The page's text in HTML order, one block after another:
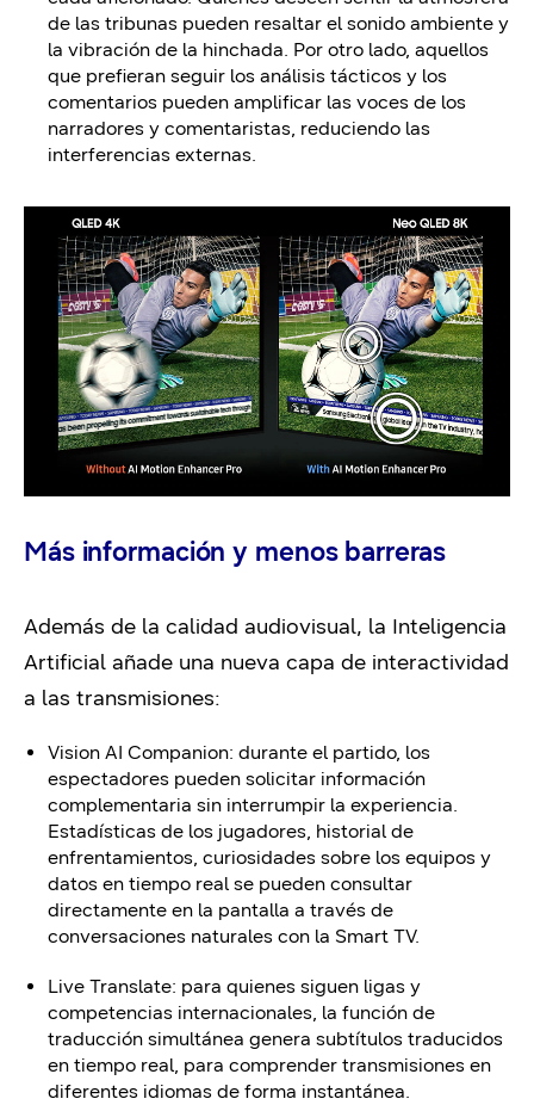
de las tribunas pueden resaltar el sonido ambiente y
la vibración de la hinchada. Por otro lado, aquellos
que prefieran seguir los análisis tácticos y los
comentarios pueden amplificar las voces de los
narradores y comentaristas, reduciendo las
interferencias externas.
Más información y menos barreras
Además de la calidad audiovisual, la Inteligencia
Artificial añade una nueva capa de interactividad
a las transmisiones:
Vision AI Companion: durante el partido, los
espectadores pueden solicitar información
complementaria sin interrumpir la experiencia.
Estadísticas de los jugadores, historial de
enfrentamientos, curiosidades sobre los equipos y
datos en tiempo real se pueden consultar
directamente en la pantalla a través de
conversaciones naturales con la Smart TV.
Live Translate: para quienes siguen ligas y
competencias internacionales, la función de
traducción simultánea genera subtítulos traducidos
en tiempo real, para comprender transmisiones en
diferentes idiomas de forma instantánea.